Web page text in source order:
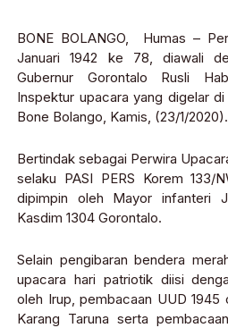
BONE BOLANGO, Humas –
Januari 1942 ke 78, diawali
Gubernur Gorontalo Rusli
Inspektur upacara yang digelar di
Bone Bolango, Kamis, (23/1/2020).
Bertindak sebagai Perwira
selaku PASI PERS Korem 133/
dipimpin oleh Mayor infanteri
Kasdim 1304 Gorontalo.
Selain pengibaran bendera
upacara hari patriotik diisi
oleh Irup, pembacaan UUD 1945
Karang Taruna serta